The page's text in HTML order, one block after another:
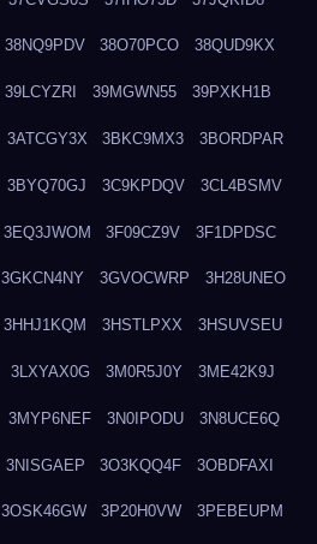
38NQ9PDV 38O70PCO 38QUD9KX
39LCYZRI 39MGWN55 39PXKH1B
3ATCGY3X 3BKC9MX3 3BORDPAR
3BYQ70GJ 3C9KPDQV 3CL4BSMV
3EQ3JWOM 3F09CZ9V 3F1DPDSC
3GKCN4NY 3GVOCWRP 3H28UNEO
3HHJ1KQM 3HSTLPXX 3HSUVSEU
3LXYAX0G 3M0R5J0Y 3ME42K9J
3MYP6NEF 3N0IPODU 3N8UCE6Q
3NISGAEP 3O3KQQ4F 3OBDFAXI
3OSK46GW 3P20H0VW 3PEBEUPM